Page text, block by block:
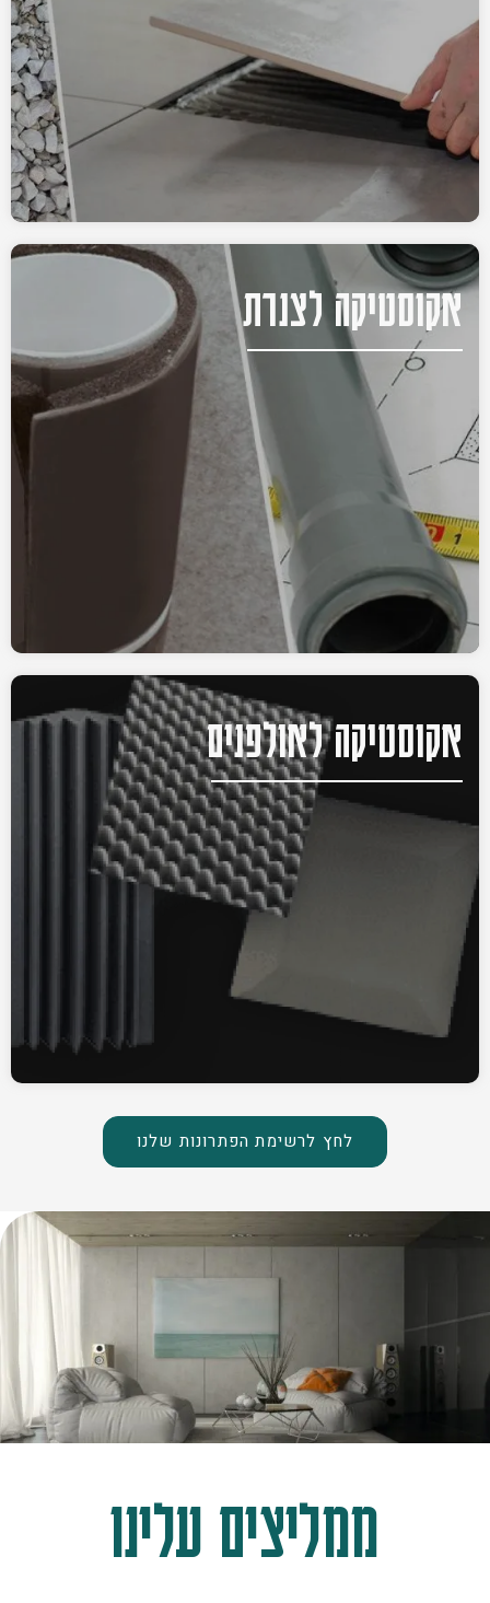
אקוסטיקה לצנרת
אקוסטיקה לאולפנים
לחץ לרשימת הפתרונות שלנו
ממליצים עלינו